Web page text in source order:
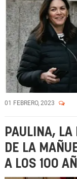
01 FEBRERO, 2023
PAULINA, LA
DE LA
A LOS 100